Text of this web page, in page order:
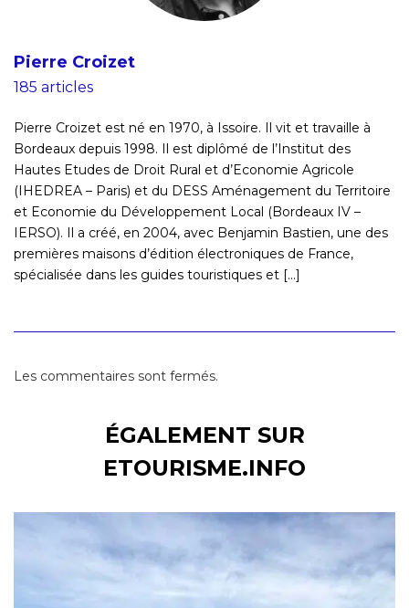
Pierre Croizet
185 articles
Pierre Croizet est né en 1970, à Issoire. Il vit et travaille à
Bordeaux depuis 1998. Il est diplômé de l’Institut des
Hautes Etudes de Droit Rural et d’Economie Agricole
(IHEDREA – Paris) et du DESS Aménagement du Territoire
et Economie du Développement Local (Bordeaux IV –
IERSO). Il a créé, en 2004, avec Benjamin Bastien, une des
premières maisons d’édition électroniques de France,
spécialisée dans les guides touristiques et [...]
Les commentaires sont fermés.
ÉGALEMENT SUR
ETOURISME.INFO